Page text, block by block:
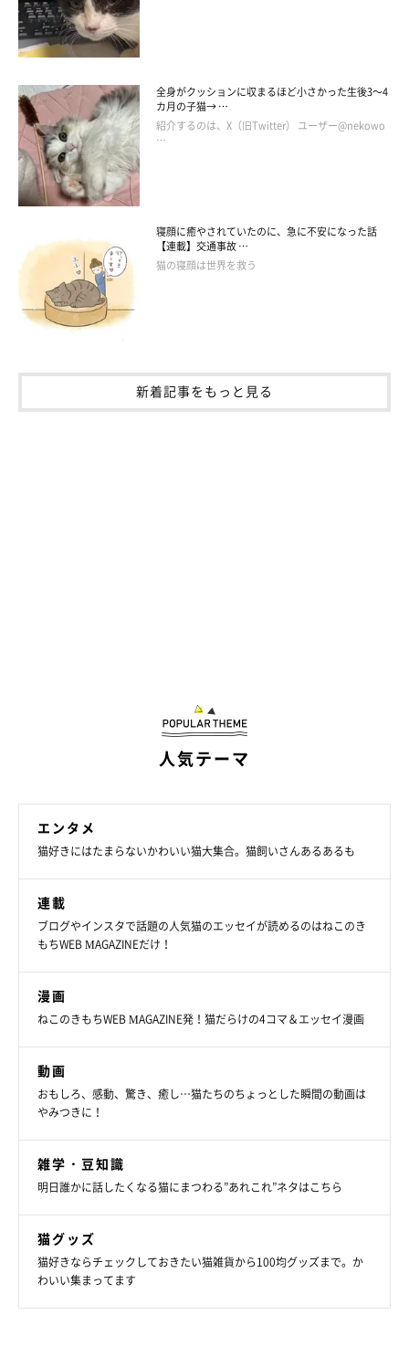
全身がクッションに収まるほど小さかった生後3～4
カ月の子猫→ …
紹介するのは、X（旧Twitter） ユーザー@nekowo
…
寝顔に癒やされていたのに、急に不安になった話
【連載】交通事故 …
猫の寝顔は世界を救う
新着記事をもっと見る
人気テーマ
エンタメ
猫好きにはたまらないかわいい猫大集合。猫飼いさんあるあるも
連載
ブログやインスタで話題の人気猫のエッセイが読めるのはねこのき
もちWEB MAGAZINEだけ！
漫画
ねこのきもちWEB MAGAZINE発！猫だらけの4コマ＆エッセイ漫画
動画
おもしろ、感動、驚き、癒し…猫たちのちょっとした瞬間の動画は
やみつきに！
雑学・豆知識
明日誰かに話したくなる猫にまつわる”あれこれ”ネタはこちら
猫グッズ
猫好きならチェックしておきたい猫雑貨から100均グッズまで。か
わいい集まってます